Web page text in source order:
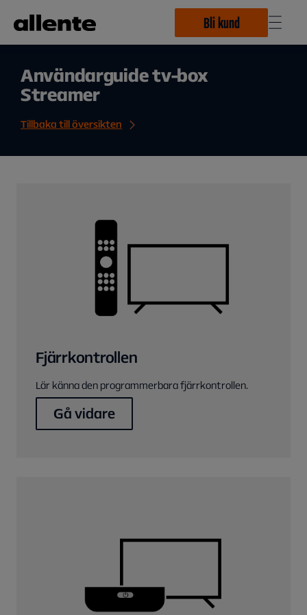
Bli kund
Användarguide tv-box
Streamer
Tillbaka till översikten
Fjärrkontrollen
Lär känna den programmerbara fjärrkontrollen.
Gå vidare